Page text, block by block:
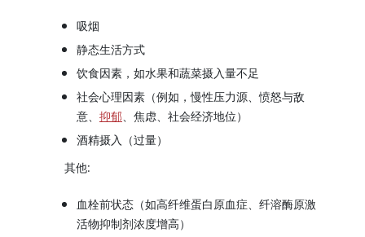
吸烟
静态生活方式
饮食因素，如水果和蔬菜摄入量不足
社会心理因素（例如，慢性压力源、愤怒与敌
意、 抑郁 、焦虑、社会经济地位）
酒精摄入（过量）
其他:
血栓前状态（如高纤维蛋白原血症、 纤溶酶原激
活物抑制剂浓度增高）